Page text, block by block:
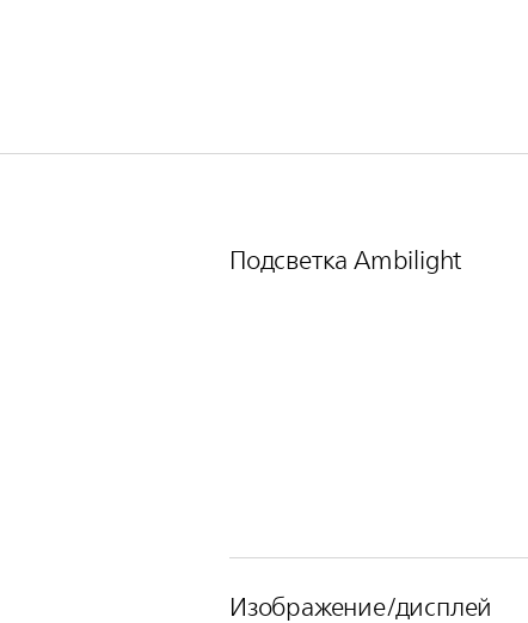
Подсветка Ambilight
Изображение/дисплей